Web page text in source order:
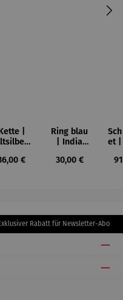
|
India
Preis:
€
Ring blau
| India
Regulärer Preis:
30,00 €
et |
&
Rabatt für Newsletter-Abo